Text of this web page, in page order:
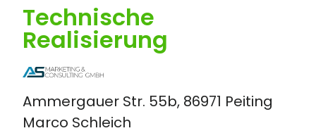
Technische
Realisierung
Ammergauer Str. 55b, 86971 Peiting
Marco Schleich